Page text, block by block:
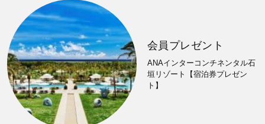
会員プレゼント
ANAインターコンチネンタル石
垣リゾート【宿泊券プレゼン
ト】